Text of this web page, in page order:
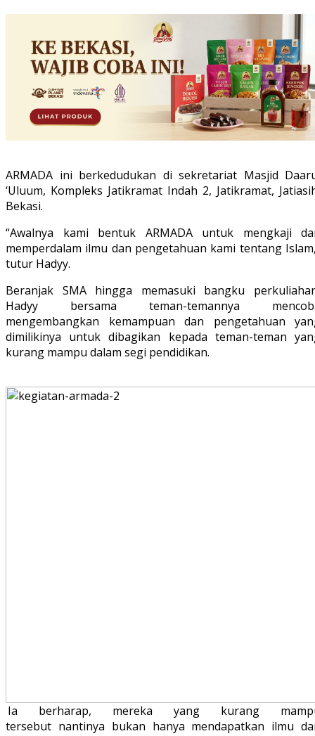
ARMADA ini berkedudukan di sekretariat Masjid
‘Uluum, Kompleks Jatikramat Indah 2, Jatikramat,
Bekasi.
“Awalnya kami bentuk ARMADA untuk mengkaji
memperdalam ilmu dan pengetahuan kami tentang
tutur Hadyy.
Beranjak SMA hingga memasuki bangku
Hadyy bersama teman-temannya
mengembangkan kemampuan dan pengetahuan
dimilikinya untuk dibagikan kepada teman-teman
kurang mampu dalam segi pendidikan.
Ia berharap, mereka yang kurang
tersebut nantinya bukan hanya mendapatkan ilmu